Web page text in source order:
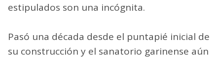
estipulados son una incógnita.
Pasó una década desde el puntapié inicial de
su construcción y el sanatorio garinense aún